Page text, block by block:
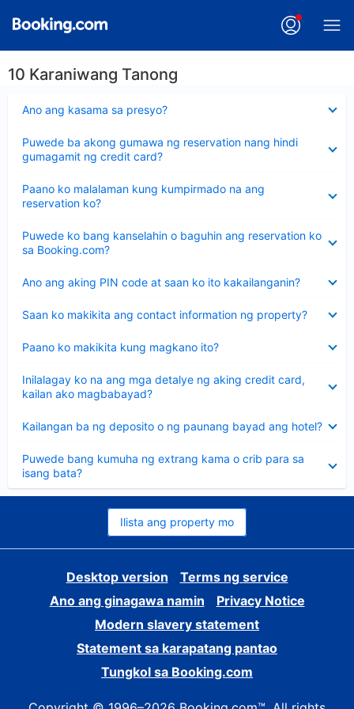
10 Karaniwang Tanong
Ano ang kasama sa presyo?
ang
Puwede ba akong gumawa ng reservation nang hindi
gumagamit ng credit card?
ang
sagot
Paano ko malalaman kung kumpirmado na ang
reservation ko?
ang
sagot
Puwede ko bang kanselahin o baguhin ang reservation ko
sa Booking.com?
ang
sagot
Ano ang aking PIN code at saan ko ito kakailanganin?
ang
Saan ko makikita ang contact information ng property?
ang
Paano ko makikita kung magkano ito?
ang
Inilalagay ko na ang mga detalye ng aking credit card,
kailan ako magbabayad?
ang
sagot
Kailangan ba ng deposito o ng paunang bayad ang hotel?
ang
Puwede bang kumuha ng extrang kama o crib para sa
isang bata?
ang
sagot
Ilista ang property mo
Desktop version
Terms ng service
Ano ang ginagawa namin
Privacy Notice
Modern slavery statement
Statement sa karapatang pantao
Tungkol sa Booking.com